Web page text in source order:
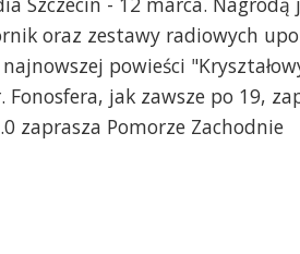
oraz zestawy radiowych
powieści
jak zawsze po 19,
zaprasza Pomorze Zachodnie